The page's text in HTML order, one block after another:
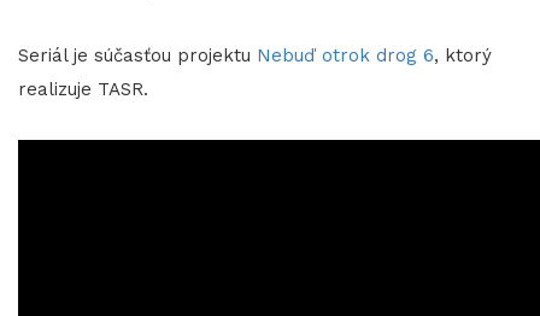
Seriál je súčasťou projektu Nebuď otrok drog 6, ktorý
realizuje TASR.